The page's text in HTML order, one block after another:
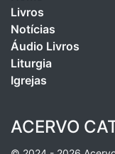
Livros
Notícias
Áudio Livros
Liturgia
Igrejas
ACERVO